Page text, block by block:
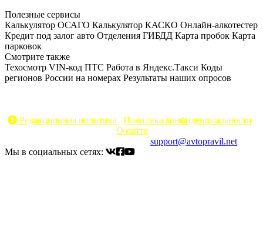
Полезные сервисы
Калькулятор ОСАГО Калькулятор КАСКО Онлайн-алкотестер
Кредит под залог авто Отделения ГИБДД Карта пробок Карта
парковок
Смотрите также
Техосмотр VIN-код ПТС Работа в Яндекс.Такси Коды
регионов России на номерах Результаты наших опросов
Редакционная политика
Политика конфиденциальности
О сайте
support@avtopravil.net
Мы в социальных сетях: